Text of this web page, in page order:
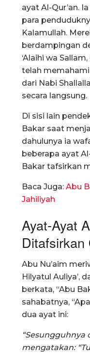
ayat Al-Qur’an.
para
Kalamullah.
berdampingan
‘Alaihi wa
telah memahami
dari Nabi
secara langsung.
Di sisi lain
Bakar saat
dahulunya ia
beberapa ayat
Bakar tafsirkan
Baca Juga: Abu
Jahiliyah
Ayat-Ayat
Ditafsirkan
Abu Nu’aim
Hilyatul Auliya’,
berkata, “Abu
sahabatnya,
dua ayat ini:
“Sesungguhnya
mengatakan: